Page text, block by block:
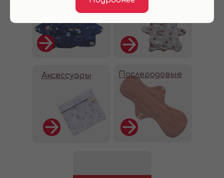
Послеродовые
Аксессуары